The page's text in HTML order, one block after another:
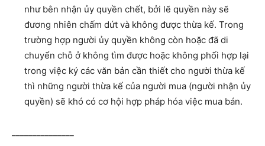
như bên nhận ủy quyền chết, bởi lẽ quyền này sẽ
đương nhiên chấm dứt và không được thừa kế. Trong
trường hợp người ủy quyền không còn hoặc đã di
chuyển chỗ ở không tìm được hoặc không phối hợp lại
trong việc ký các văn bản cần thiết cho người thừa kế
thì những người thừa kế của người mua (người nhận ủy
quyền) sẽ khó có cơ hội hợp pháp hóa việc mua bán.